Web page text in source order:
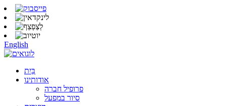
English
בַּיִת
אודותינו
פרופיל חברה
סיור במפעל